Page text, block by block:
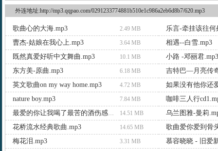
外连地址:http://mp3.qqpao.com/0291233774881b510e1c986a2eb6d8b7/620.mp3
歌曲心的大海.mp3 2.49 MB
乐言-牵挂该往何
曹杰-姑娘在我心上.mp3
3.64 MB
相遇--白雪.mp3
既然真爱好听中文舞曲.mp3
10.1 MB
小路 -邓丽君.mp3
东方美-原曲.mp3
6.18 MB
吉特巴—月亮传
英文歌曲on my way home.mp3
4.72 MB
如果没有他你还
nature boy.mp3
7.84 MB 咖啡三人行
最爱的你让我喝了最苦的酒伤感舞曲.mp3 14.51 MB
乌兰图雅-曼莉
花桥流水经典歌曲.mp3
14.65 MB
歌曲爱你爱到骨
梅花泪.mp3
3.31 MB
慕容晓晓 - 旧爱